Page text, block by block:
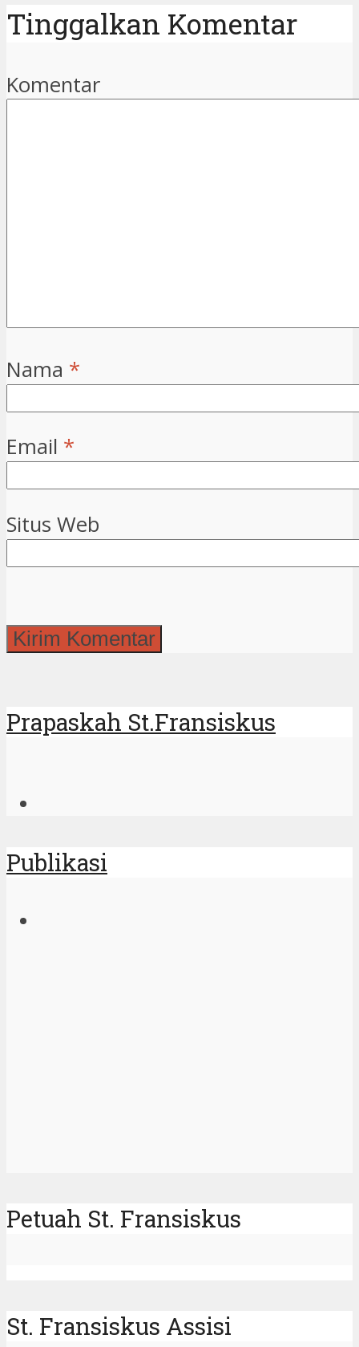
Tinggalkan Komentar
Komentar
Nama *
Email *
Situs Web
Prapaskah St.Fransiskus
Publikasi
Petuah St. Fransiskus
St. Fransiskus Assisi